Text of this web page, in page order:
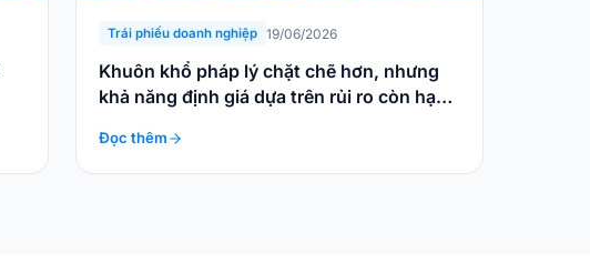
Trái phiếu doanh nghiệp 19/06/2026
Khuôn khổ pháp lý chặt chẽ hơn, nhưng
khả năng định giá dựa trên rủi ro còn hạn
Đọc thêm